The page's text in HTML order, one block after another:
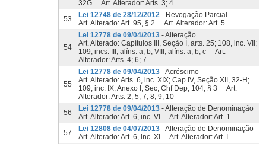
32G Art. Alterador: Arts. 3; 4
53
Lei 12748 de 28/12/2012- Revogação Parcial
Art. Alterado: Art. 95, § 2 Art. Alterador: Art. 5
54
Lei 12778 de 09/04/2013- Alteração
Art. Alterado: Capítulos III, Seção I, arts. 25; 108, inc. VII;
109, incs. III, alíns. a, b, VIII, alíns. a, b, c Art.
Alterador: Arts. 4; 6; 7
55
Lei 12778 de 09/04/2013- Acréscimo
Art. Alterado: Arts. 6, inc. XIX; Cap IV, Seção XII, 32-H;
109, inc. IX; Anexo I, Sec, Chf Dep; 104, § 3 Art.
Alterador: Arts. 2; 5; 7; 8, 9; 10
56
Lei 12778 de 09/04/2013- Alteração de Denominação
Art. Alterado: Art. 6, inc. VI Art. Alterador: Art. 1
57
Lei 12808 de 04/07/2013- Alteração de Denominação
Art. Alterado: Art. 6, inc. XI Art. Alterador: Art. I